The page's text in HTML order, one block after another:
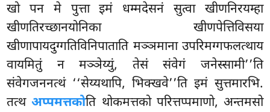
खो पन मे पुत्ता इमं धम्मदेसनं सुत्वा खीणनिरयम्हा
खीणतिरच्छानयोनिका खीणपेत्तिविसया
खीणापायदुग्गतिविनिपाताति मञ्ञमाना उपरिमग्गफलत्थाय
वायमितुं न मञ्ञेय्युं, तेसं संवेगं जनेस्सामी’’ति
संवेगजननत्थं ‘‘सेय्यथापि, भिक्खवे’’ति इमं सुत्तमारभि.
तत्थअप्पमत्तकोति थोकमत्तको परित्तप्पमाणो, अन्तमसो